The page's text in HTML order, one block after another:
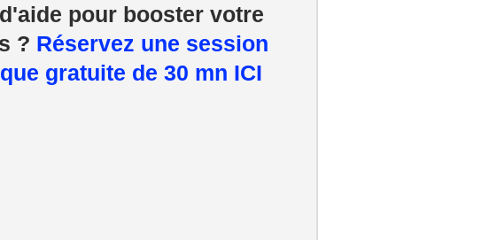
pour booster votre
? Réservez une session
gratuite de 30 mn ICI